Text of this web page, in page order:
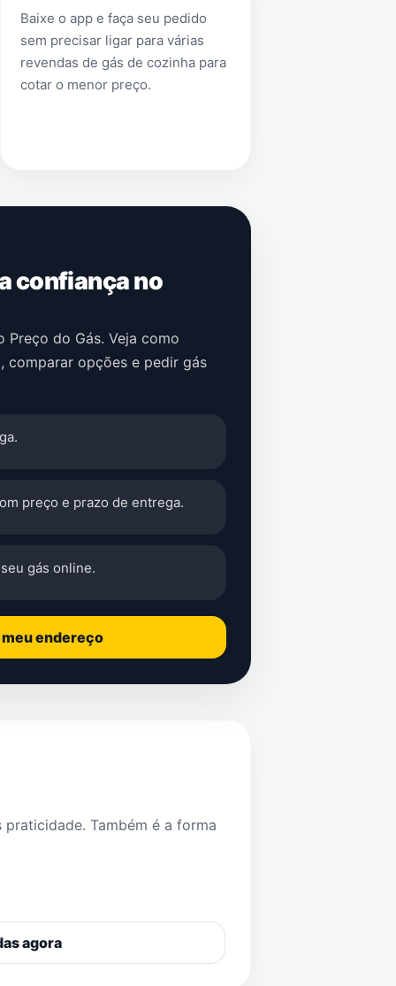
Baixe o app e faça seu pedido
sem precisar ligar para várias
revendas de gás de cozinha para
cotar o menor preço.
confiança no
do Gás. Veja como
, comparar opções e pedir gás
preço e prazo de entrega.
gás online.
endereço
Também é a forma
agora